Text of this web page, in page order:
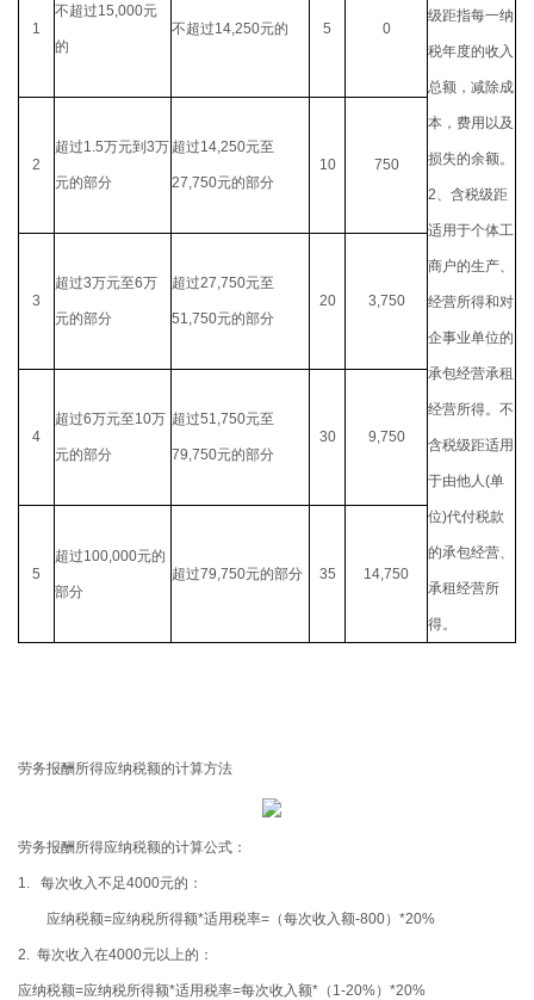
1
不超过15,000元
的
不超过14,250元的 5 0
级距指每一纳
税年度的收入
总额，减除成
本，费用以及
损失的余额。
2 、含税级距
适用于个体工
商户的生产、
经营所得和对
企事业单位的
承包经营承租
经营所得。不
含税级距适用
于由他人 (单
位)代付税款
的承包经营、
承租经营所
得。
2
超过1.5万元到3万
元的部分
超过14,250元至
27,750元的部分
10 750
3
超过3万元至6万
元的部分
超过27,750元至
51,750元的部分
20 3,750
4
超过6万元至10万
元的部分
超过51,750元至
79,750元的部分
30 9,750
5
超过100,000元的
部分
超过79,750元的部分 35 14,750
劳务报酬所得应纳税额的计算方法
劳务报酬所得应纳税额的计算公式：
1. 每次收入不足4000元的：
应纳税额=应纳税所得额*适用税率= （每次收入额-800） *20%
2. 每次收入在4000元以上的：
应纳税额=应纳税所得额*适用税率=每次收入额* （ 1-20%） *20%